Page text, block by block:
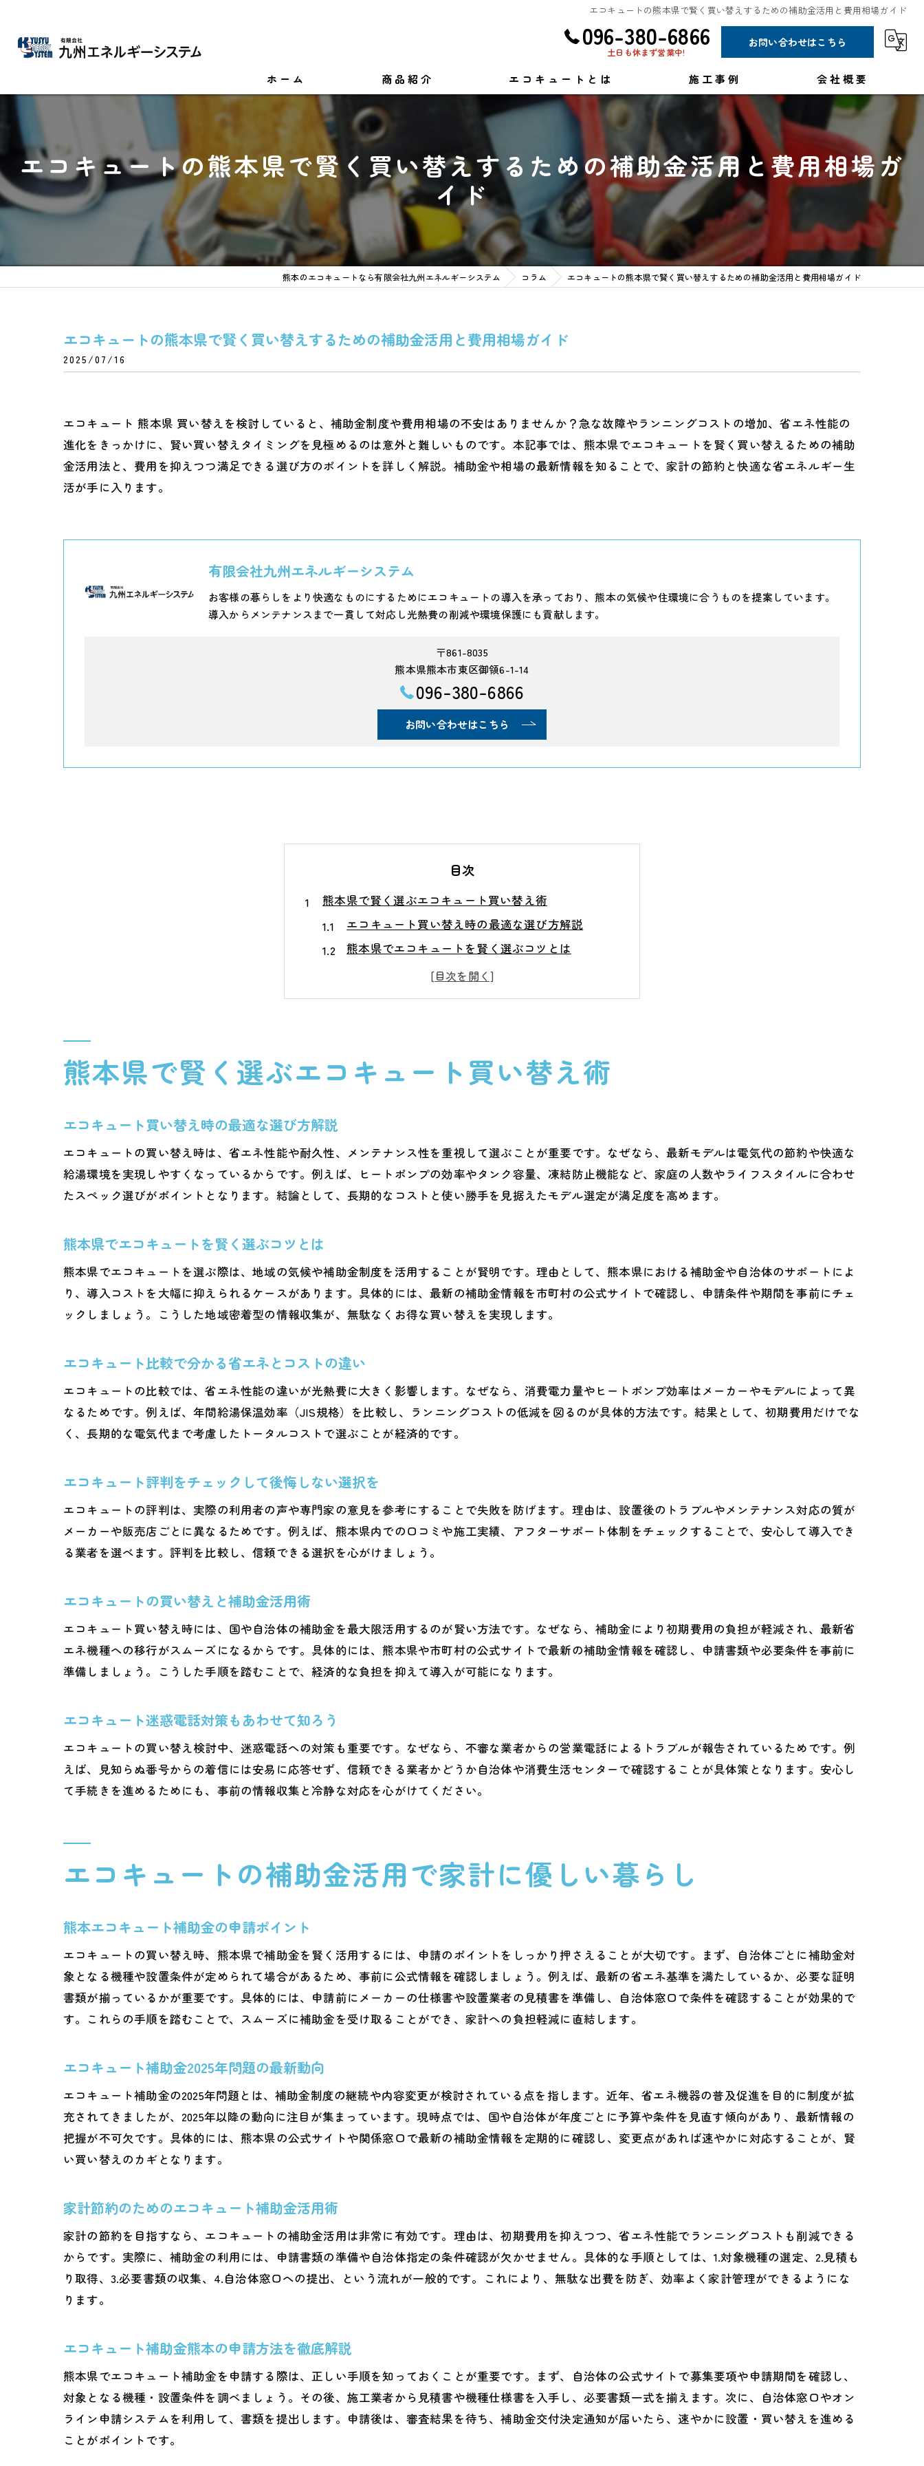
エコキュートの熊本県で賢く買い替えするための補助金活用と費用相場ガイド
096-380-6866
土日も休まず営業中!
お問い合わせはこちら
ホーム 商品紹介 エコキュートとは 施工事例 会社概要
コラム
エコキュートの熊本県で賢く買い替えするための補助金活用と費用相場ガ
イド
熊本のエコキュートなら有限会社九州エネルギーシステム コラム エコキュートの熊本県で賢く買い替えするための補助金活用と費用相場ガイド
エコキュートの熊本県で賢く買い替えするための補助金活用と費用相場ガイド
2025/07/16
エコキュート 熊本県 買い替えを検討していると、補助金制度や費用相場の不安はありませんか？急な故障やランニングコストの増加、省エネ性能の
進化をきっかけに、賢い買い替えタイミングを見極めるのは意外と難しいものです。本記事では、熊本県でエコキュートを賢く買い替えるための補助
金活用法と、費用を抑えつつ満足できる選び方のポイントを詳しく解説。補助金や相場の最新情報を知ることで、家計の節約と快適な省エネルギー生
活が手に入ります。
有限会社九州エネルギーシステム
お客様の暮らしをより快適なものにするためにエコキュートの導入を承っており、熊本の気候や住環境に合うものを提案しています。
導入からメンテナンスまで一貫して対応し光熱費の削減や環境保護にも貢献します。
〒861-8035
熊本県熊本市東区御領6-1-14
096-380-6866
お問い合わせはこちら
目次
熊本県で賢く選ぶエコキュート買い替え術
エコキュート買い替え時の最適な選び方解説
熊本県でエコキュートを賢く選ぶコツとは
エコキュート比較で分かる省エネとコストの違い
エコキュート評判をチェックして後悔しない選択を
エコキュートの補助金活用で家計に優しい暮らし
エコキュート補助金熊本の申請方法を徹底解説
賢く使いたいエコキュート補助金の条件を整理
省エネ重視ならエコキュート買い替えが正解
エコキュート買い替えで電気代を抑えるポイント
省エネ性能に優れたエコキュートの選び方
省エネ志向に合うエコキュートの特徴を解説
エコキュート買い替えで叶う快適な節約生活
熊本でエコキュート費用相場を徹底解説
エコキュートの熊本県内費用相場の目安
エコキュート費用を抑えるための比較ポイント
エコキュート熊本で安く買い替える方法
費用相場と補助金の関係を詳しく解説
エコキュート修理費用との違いもチェック
エコキュート工事費込みプランの特徴とは
熊本で安心できるエコキュート設置業者選び
エコキュート設置工事の流れとポイント解説
補助金情報を押さえてお得に買い替え
エコキュート補助金熊本の最新情報を確認
お得にエコキュート買い替えする手順を紹介
エコキュート補助金熊本2025年以降の動向
補助金活用で買い替えをより身近にする方法
利用者の口コミで見るエコキュートの実態
失敗しないエコキュート買い替えの注意点
エコキュート評判と費用相場の関係性を解説
エコキュート買い替えで将来も安心な理由
2025年以降のエコキュート補助金動向予測
熊本県で賢く選ぶエコキュート買い替え術
エコキュート買い替え時の最適な選び方解説
エコキュートの買い替え時は、省エネ性能や耐久性、メンテナンス性を重視して選ぶことが重要です。なぜなら、最新モデルは電気代の節約や快適な
給湯環境を実現しやすくなっているからです。例えば、ヒートポンプの効率やタンク容量、凍結防止機能など、家庭の人数やライフスタイルに合わせ
たスペック選びがポイントとなります。結論として、長期的なコストと使い勝手を見据えたモデル選定が満足度を高めます。
熊本県でエコキュートを賢く選ぶコツとは
熊本県でエコキュートを選ぶ際は、地域の気候や補助金制度を活用することが賢明です。理由として、熊本県における補助金や自治体のサポートによ
り、導入コストを大幅に抑えられるケースがあります。具体的には、最新の補助金情報を市町村の公式サイトで確認し、申請条件や期間を事前にチェ
ックしましょう。こうした地域密着型の情報収集が、無駄なくお得な買い替えを実現します。
エコキュート比較で分かる省エネとコストの違い
エコキュートの比較では、省エネ性能の違いが光熱費に大きく影響します。なぜなら、消費電力量やヒートポンプ効率はメーカーやモデルによって異
なるためです。例えば、年間給湯保温効率（JIS規格）を比較し、ランニングコストの低減を図るのが具体的方法です。結果として、初期費用だけでな
く、長期的な電気代まで考慮したトータルコストで選ぶことが経済的です。
エコキュート評判をチェックして後悔しない選択を
エコキュートの評判は、実際の利用者の声や専門家の意見を参考にすることで失敗を防げます。理由は、設置後のトラブルやメンテナンス対応の質が
メーカーや販売店ごとに異なるためです。例えば、熊本県内での口コミや施工実績、アフターサポート体制をチェックすることで、安心して導入でき
る業者を選べます。評判を比較し、信頼できる選択を心がけましょう。
エコキュートの買い替えと補助金活用術
エコキュート買い替え時には、国や自治体の補助金を最大限活用するのが賢い方法です。なぜなら、補助金により初期費用の負担が軽減され、最新省
エネ機種への移行がスムーズになるからです。具体的には、熊本県や市町村の公式サイトで最新の補助金情報を確認し、申請書類や必要条件を事前に
準備しましょう。こうした手順を踏むことで、経済的な負担を抑えて導入が可能になります。
エコキュート迷惑電話対策もあわせて知ろう
エコキュートの買い替え検討中、迷惑電話への対策も重要です。なぜなら、不審な業者からの営業電話によるトラブルが報告されているためです。例
えば、見知らぬ番号からの着信には安易に応答せず、信頼できる業者かどうか自治体や消費生活センターで確認することが具体策となります。安心し
て手続きを進めるためにも、事前の情報収集と冷静な対応を心がけてください。
エコキュートの補助金活用で家計に優しい暮らし
熊本エコキュート補助金の申請ポイント
エコキュートの買い替え時、熊本県で補助金を賢く活用するには、申請のポイントをしっかり押さえることが大切です。まず、自治体ごとに補助金対
象となる機種や設置条件が定められて場合があるため、事前に公式情報を確認しましょう。例えば、最新の省エネ基準を満たしているか、必要な証明
書類が揃っているかが重要です。具体的には、申請前にメーカーの仕様書や設置業者の見積書を準備し、自治体窓口で条件を確認することが効果的で
す。これらの手順を踏むことで、スムーズに補助金を受け取ることができ、家計への負担軽減に直結します。
エコキュート補助金2025年問題の最新動向
エコキュート補助金の2025年問題とは、補助金制度の継続や内容変更が検討されている点を指します。近年、省エネ機器の普及促進を目的に制度が拡
充されてきましたが、2025年以降の動向に注目が集まっています。現時点では、国や自治体が年度ごとに予算や条件を見直す傾向があり、最新情報の
把握が不可欠です。具体的には、熊本県の公式サイトや関係窓口で最新の補助金情報を定期的に確認し、変更点があれば速やかに対応することが、賢
い買い替えのカギとなります。
家計節約のためのエコキュート補助金活用術
家計の節約を目指すなら、エコキュートの補助金活用は非常に有効です。理由は、初期費用を抑えつつ、省エネ性能でランニングコストも削減できる
からです。実際に、補助金の利用には、申請書類の準備や自治体指定の条件確認が欠かせません。具体的な手順としては、1.対象機種の選定、2.見積も
り取得、3.必要書類の収集、4.自治体窓口への提出、という流れが一般的です。これにより、無駄な出費を防ぎ、効率よく家計管理ができるようにな
ります。
エコキュート補助金熊本の申請方法を徹底解説
熊本県でエコキュート補助金を申請する際は、正しい手順を知っておくことが重要です。まず、自治体の公式サイトで募集要項や申請期間を確認し、
対象となる機種・設置条件を調べましょう。その後、施工業者から見積書や機種仕様書を入手し、必要書類一式を揃えます。次に、自治体窓口やオン
ライン申請システムを利用して、書類を提出します。申請後は、審査結果を待ち、補助金交付決定通知が届いたら、速やかに設置・買い替えを進める
ことがポイントです。